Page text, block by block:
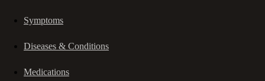
Symptoms
Diseases & Conditions
Medications